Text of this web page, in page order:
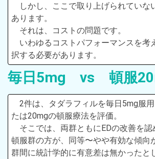
しかし、ここで取り上げられていな
あります。
それは、コストの問題です。
いわゆるコストパフォーマンスを考
択する必要があります。
毎日5mg vs 頓服
2件は、タダラフィルを毎日5mg服
たは20mgの頓服療法を評価。
そこでは、両群ともにEDの改善を認
頓服群の方が、同等〜やや有効な傾向
群間に統計学的に有意差は無かったと